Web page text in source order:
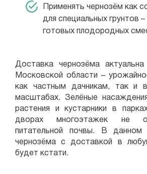
Применять чернозём как
для специальных грунтов
готовых плодородных
Доставка чернозёма
Московской области –
как частным дачникам, так и
масштабах. Зелёные
растения и кустарники в
дворах многоэтажек не
питательной почвы. В данном
чернозёма с доставкой в
будет кстати.